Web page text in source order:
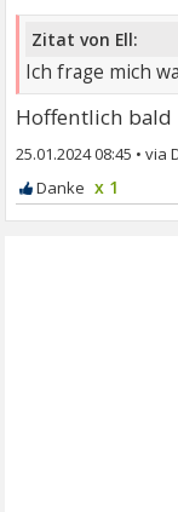
Zitat von Ell:
Ich frage mich
Hoffentlich bald
25.01.2024 08:45 •
x 1